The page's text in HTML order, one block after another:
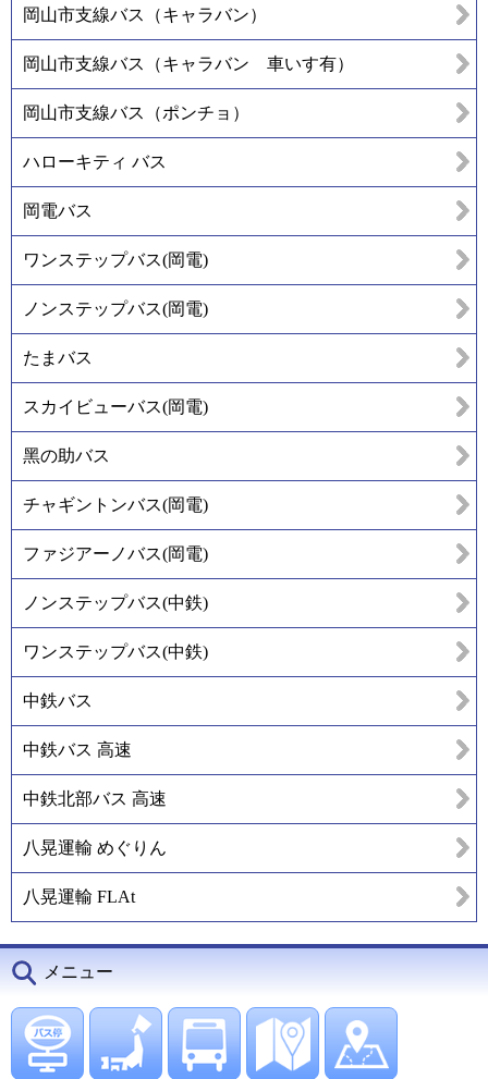
岡山市支線バス（キャラバン）
岡山市支線バス（キャラバン 車いす有）
岡山市支線バス（ポンチョ）
ハローキティ バス
岡電バス
ワンステップバス(岡電)
ノンステップバス(岡電)
たまバス
スカイビューバス(岡電)
黑の助バス
チャギントンバス(岡電)
ファジアーノバス(岡電)
ノンステップバス(中鉄)
ワンステップバス(中鉄)
中鉄バス
中鉄バス 高速
中鉄北部バス 高速
八晃運輸 めぐりん
八晃運輸 FLAt
メニュー